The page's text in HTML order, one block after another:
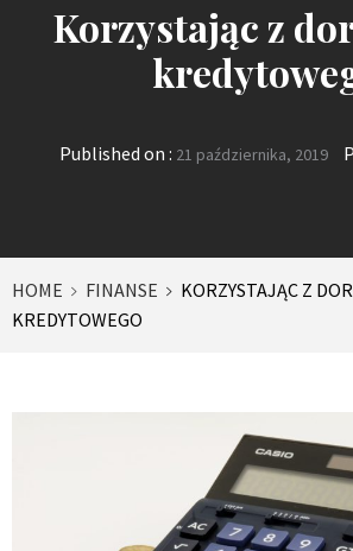
Korzystając z
Published on : 21 października, 2019
HOME FINANSE
KORZYSTAJĄC Z
KREDYTOWEGO